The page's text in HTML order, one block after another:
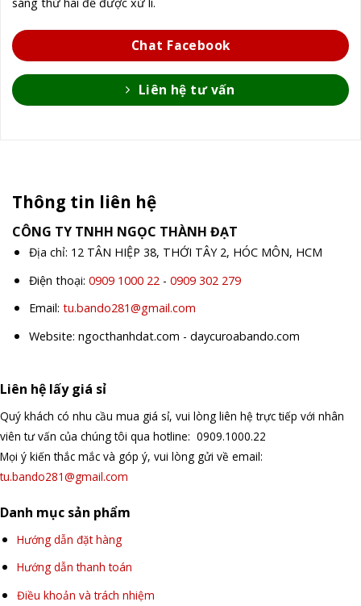
sáng thứ hai để được xử lí.
Chat Facebook
Liên hệ tư vấn
Thông tin liên hệ
CÔNG TY TNHH NGỌC THÀNH ĐẠT
Địa chỉ: 12 TÂN HIỆP 38, THỚI TÂY 2, HÓC MÔN, HCM
Điện thoại: 0909 1000 22- 0909 302 279
Email: tu.bando281@gmail.com
Website: ngocthanhdat.com - daycuroabando.com
Liên hệ lấy giá sỉ
Quý khách có nhu cầu mua giá sỉ, vui lòng liên hệ trực tiếp với nhân
viên tư vấn của chúng tôi qua hotline: 0909.1000.22
Mọi ý kiến thắc mắc và góp ý, vui lòng gửi về email:
tu.bando281@gmail.com
Danh mục sản phẩm
Hướng dẫn đặt hàng
Hướng dẫn thanh toán
Điều khoản và trách nhiệm